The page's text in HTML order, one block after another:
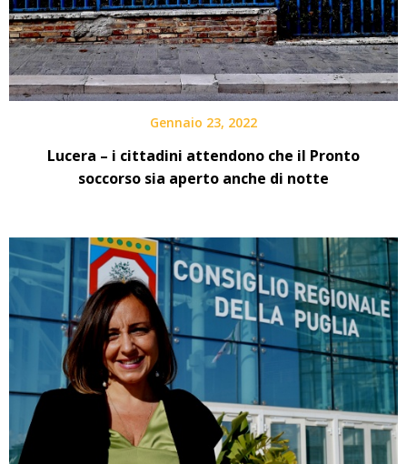
Gennaio 23, 2022
Lucera – i cittadini attendono che il Pronto
soccorso sia aperto anche di notte